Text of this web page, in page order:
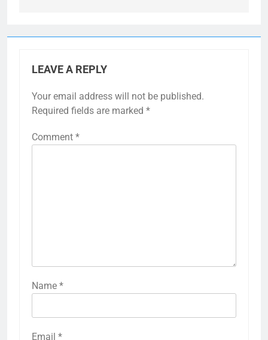
LEAVE A REPLY
Your email address will not be published.
Required fields are marked *
Comment *
Name *
Email *